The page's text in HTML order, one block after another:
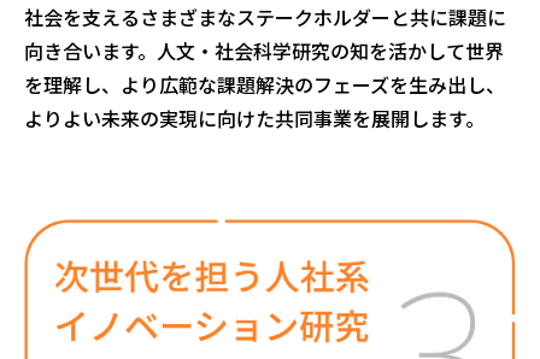
社会を支えるさまざまなステークホルダーと共に課題に
向き合います。人文・社会科学研究の知を活かして世界
を理解し、より広範な課題解決のフェーズを生み出し、
よりよい未来の実現に向けた共同事業を展開します。